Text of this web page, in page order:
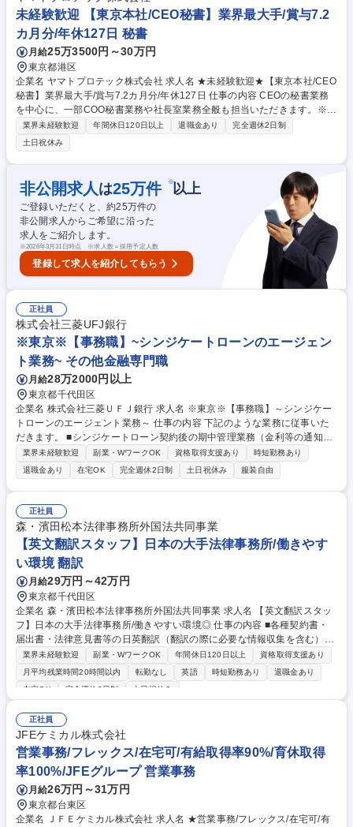
未経験歓迎 【東京本社/CEO秘書】業界最大手/賞与7.2
カ月分/年休127日 秘書
月給25万3500円～30万円
東京都港区
企業名 ヤマトプロテック株式会社 求人名 ★未経験歓迎★【東京本社/CEO
秘書】業界最大手/賞与7.2カ月分/年休127日 仕事の内容 CEOの秘書業務
を中心に、一部COO秘書業務や社長室業務全般も担当いただきます。※困
ったことがあれば、すぐに相談できる環境で、未経験でも安心して働くこ
とができます。（変更の範囲：変更無） 【詳細】■CEOのスケジュール調
整・管理 ■COOのスケジュール管理補助■挨拶状/礼状作成 ■来客対応・電
話応対、社内外の連絡調整 ■文書・資料作成、ファイリング管理 ■出張手
配・旅程調整（飛行機/新幹線/車など） ■名刺管理、中元歳暮手配、手土
産選定 ■その他社長室業務全般 ★下記の備考欄に魅力や制度・福利厚生の
詳細を記載しております。★ 募集職種 ★未経験歓迎★【東京本社/CEO秘
書】業界最大手/賞与7.2カ月分/年休127日
業界未経験歓迎 年間休日120日以上 退職金あり
完全週休2日制
土日祝休み
非公開求人 は25万件 ※以上
ご登録いただくと、約25万件の
非公開求人からご希望に沿った
求人をご紹介します。
※2026年3月31日時点 ※求人数＝採用予定人数
登録して求人を紹介してもらう
正社員
株式会社三菱UFJ銀行
※東京※【事務職】~シンジケートローンのエージェン
ト業務~ その他金融専門職
月給28万2000円以上
東京都千代田区
企業名 株式会社三菱ＵＦＪ銀行 求人名 ※東京※【事務職】～シンジケー
トローンのエージェント業務～ 仕事の内容 下記のような業務に従事いた
だきます。 ■シンジケートローン契約後の期中管理業務（金利等の通知書
類作成、返済額や利息等の資金分配、借入実行連絡、借入人からの報告書
類通知） ■上記にかかる契約書の内容確認 ■業務効率化・スマートワーク
推進、業務システムの保守・改修等 【働く環境】 ■残業時間は、10時間前
後/月となっており働きやすい環境です。（繁忙期は除く） ■ペーパーレス
化が進んでおり、チーム交代制での在宅勤務が可能です。※業務に慣れて
いただくまでは出社していただきます。 募集職種 ※東京※【事務職】～
シンジケートローンのエージェント業務～
業界未経験歓迎 副業・WワークOK 資格取得支援あり
時短勤務あり
退職金あり
在宅OK 完全週休2日制 土日祝休み 服装自由
正社員
森・濱田松本法律事務所外国法共同事業
【英文翻訳スタッフ】日本の大手法律事務所/働きやす
い環境 翻訳
月給29万円～42万円
東京都千代田区
企業名 森・濱田松本法律事務所外国法共同事業 求人名 【英文翻訳スタッ
フ】日本の大手法律事務所/働きやすい環境◎ 仕事の内容 ■各種契約書・
届出書・法律意見書等の日英翻訳（翻訳の際に必要な情報収集を含む）■
日本語話者の弁護士やスタッフによる英訳の英文校正(いわゆるネイティ
ブチェック)■若手翻訳者の育成(又はその手伝い)その他 の英文翻訳セクシ
ョンにおける全般的な業務【仕事の流れ】クライアント案件を担当する弁
サインします。複数人にアサインされた場合は主たる担当者がプロジェク
ト・マネジャーとして機能し、他の担当者と連携しながら、また分量と期
限に応じて担当者を追加しながら、翻訳を完了します ※変更の範囲：事務
所の定める業務 募集職種 【英文翻訳スタッフ】日本の大手法律事務所/働
きやすい環境◎
業界未経験歓迎 副業・WワークOK 年間休日120日以上
資格取得支援あり
月平均残業時間20時間以内
転勤なし 英語 時短勤務あり
退職金あり
在宅OK
完全週休2日制 土日祝休み
正社員
JFEケミカル株式会社
営業事務/フレックス/在宅可/有給取得率90%/育休取得
率100%/JFEグループ 営業事務
月給26万円～31万円
東京都台東区
企業名 ＪＦＥケミカル株式会社 求人名 ★営業事務/フレックス/在宅可/有